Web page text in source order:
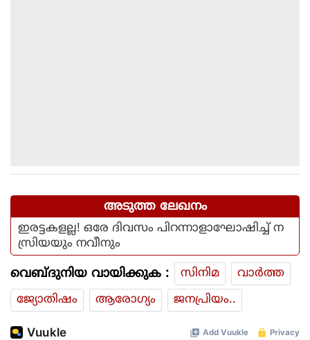
അടുത്ത ലേഖനം
ഇരട്ടകളല്ല! ഒരേ ദിവസം പിറന്നാളാഘോഷിച്ച് ന
സ്രിയയും നവീനും
വെബ്ദുനിയ വായിക്കുക : സിനിമ
വാര്‍ത്ത
ജ്യോതിഷം
ആരോഗ്യം ജനപ്രിയം..